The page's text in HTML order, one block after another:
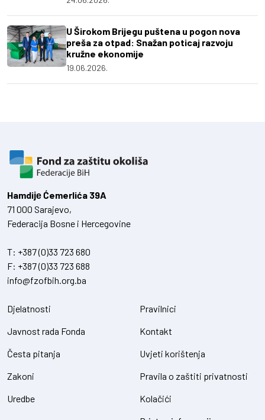
U Širokom Brijegu puštena u pogon nova
preša za otpad: Snažan poticaj razvoju
kružne ekonomije
19.06.2026.
Hamdiје Ćemerlića 39A
71 000 Sarajevo,
Federacija Bosne i Hercegovine
T: +387 (0)33 723 680
F: +387 (0)33 723 688
info@fzofbih.org.ba
Djelatnosti
Javnost rada Fonda
Česta pitanja
Zakoni
Uredbe
Pravilnici
Kontakt
Uvjeti korištenja
Pravila o zaštiti privatnosti
Kolačići